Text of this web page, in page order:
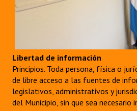
Banca del Vecino - Registro
Reconocimientos - Registro
Bariloche, Municipio intercultural
Entrega de distinciones
Libertad de información
Principios. Toda persona, física o
de libre acceso a las fuentes de
legislativos, administrativos y
del Municipio, sin que sea necesario